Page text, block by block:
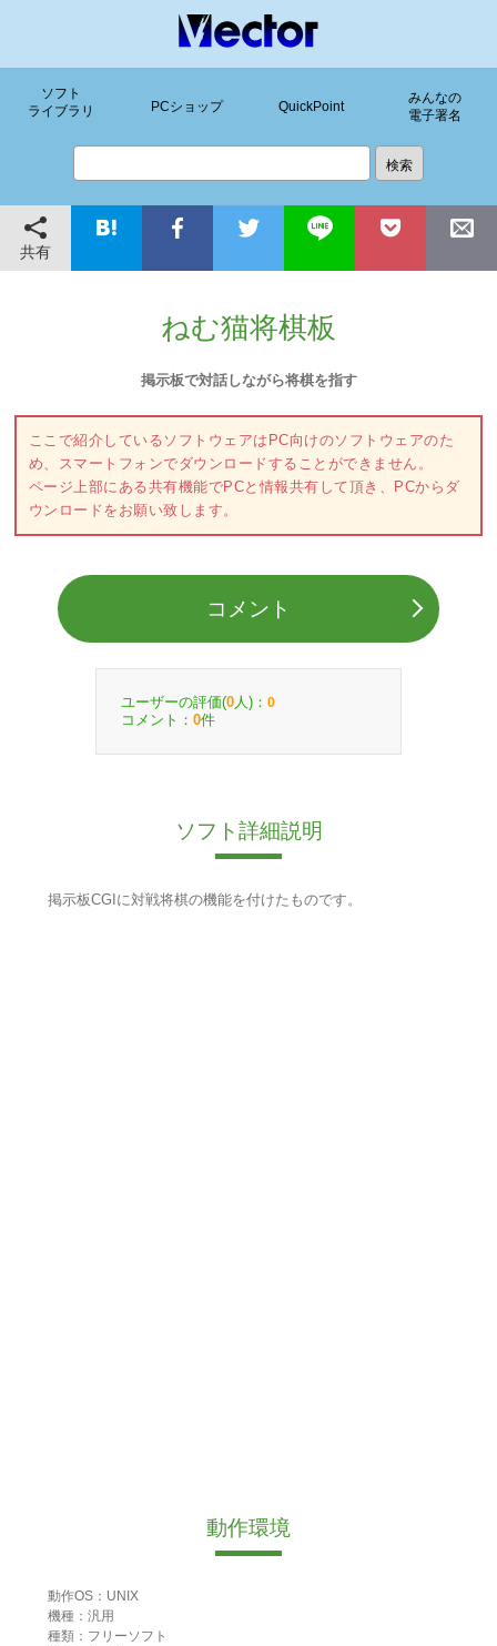
ソフト
ライブラリ
PCショップ QuickPoint
みんなの
電子署名
共有
ねむ猫将棋板
掲示板で対話しながら将棋を指す
ここで紹介しているソフトウェアはPC向けのソフトウェアのた
め、スマートフォンでダウンロードすることができません。
ページ上部にある共有機能でPCと情報共有して頂き、PCからダ
ウンロードをお願い致します。
コメント
ユーザーの評価(0 人)： 0
コメント： 0件
ソフト詳細説明
掲示板CGIに対戦将棋の機能を付けたものです。
動作環境
動作OS：UNIX
機種：汎用
種類：フリーソフト